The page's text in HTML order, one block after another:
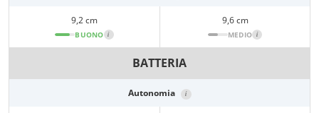
9,2 cm
BUONO i
9,6 cm
MEDIO i
BATTERIA
Autonomia i